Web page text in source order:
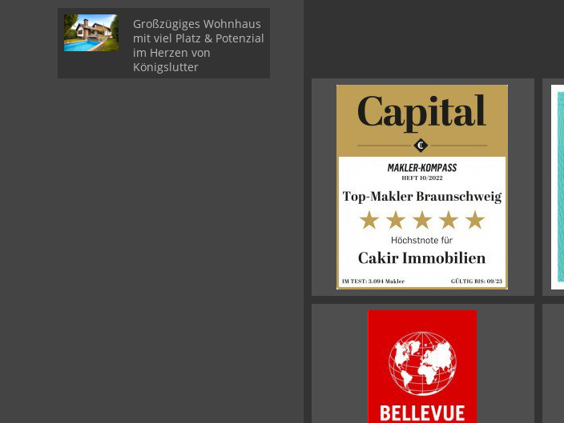
Großzügiges Wohnhaus
mit viel Platz & Potenzial
im Herzen von
Königslutter